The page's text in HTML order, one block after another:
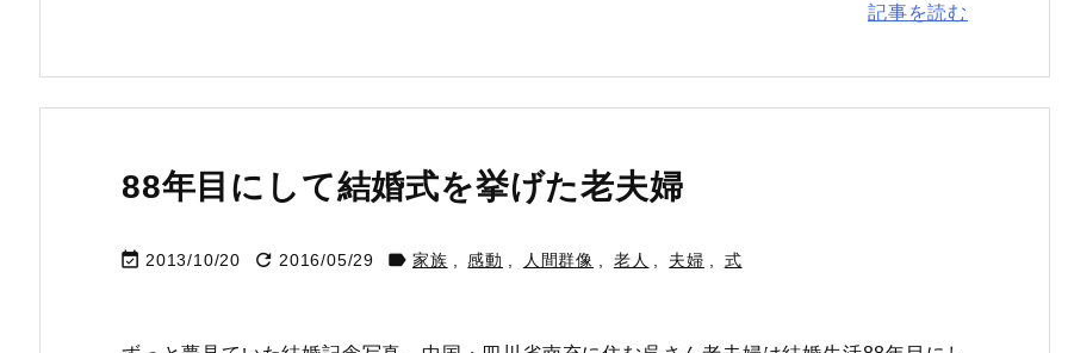
記事を読む
88年目にして結婚式を挙げた老夫婦
 2013/10/20  2016/05/29  家族 感動 人間群像 老人 夫婦 式